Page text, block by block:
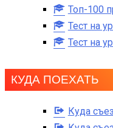
Топ-100
Тест на
Тест на
КУДА ПОЕХАТЬ
Куда